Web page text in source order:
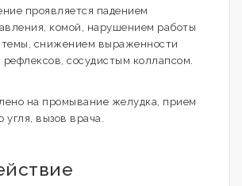
проявляется падением
комой, нарушением работы
снижением выраженности
сосудистым коллапсом.
на промывание желудка, прием
угля, вызов врача.